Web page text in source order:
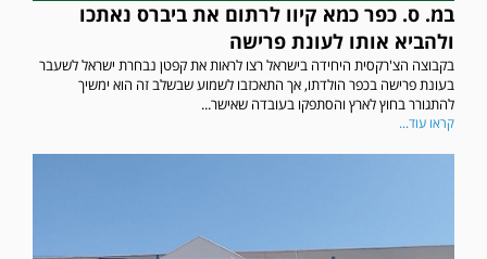
במ. ס. כפר כמא קיוו לרתום את ביברס נאתכו
ולהביא אותו לעונת פרישה
בקבוצה הצ'רקסית היחידה בישראל רצו לראות את קפטן נבחרת ישראל לשעבר
בעונת פרישה בכפר הולדתו, אך התאכזבו לשמוע שבשלב זה הוא ימשיך
להתגורר בחוץ לארץ והסתפקו בעובדה שאישר...
קראו עוד...